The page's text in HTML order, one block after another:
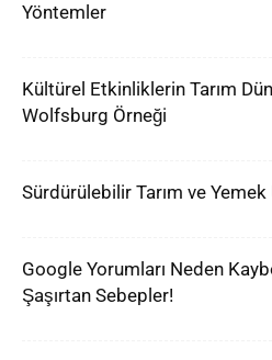
Yöntemler
Kültürel Etkinliklerin Tarım
Wolfsburg Örneği
Sürdürülebilir Tarım ve
Google Yorumları Neden
Şaşırtan Sebepler!